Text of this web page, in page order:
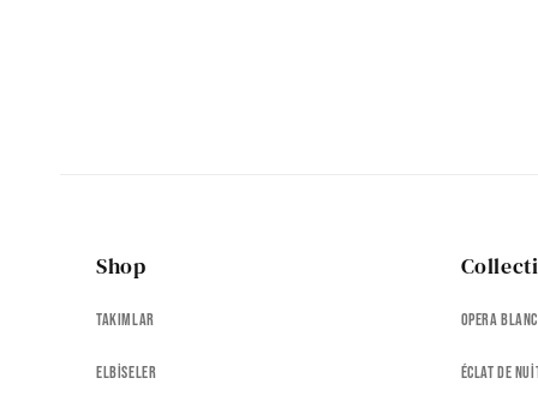
Shop
Takımlar
Elbiseler
Opera
Éclat de